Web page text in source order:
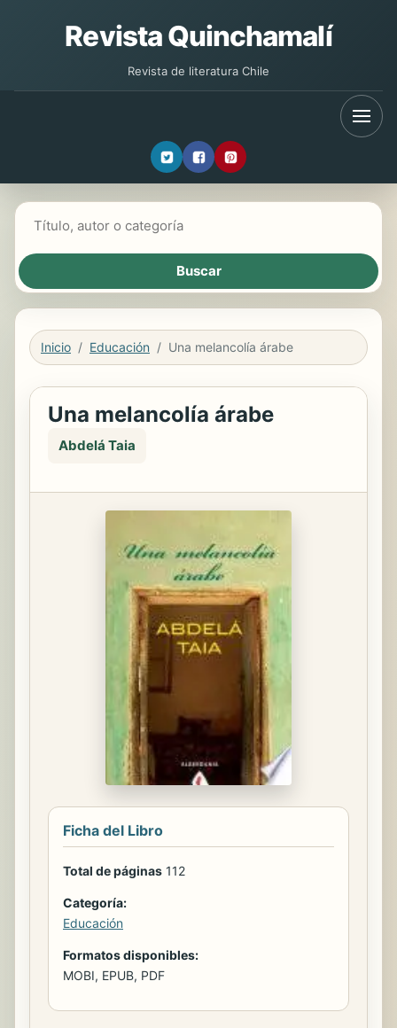
Revista Quinchamalí
Revista de literatura Chile
Inicio Educación Una melancolía árabe
Una melancolía árabe
Abdelá Taia
Ficha del Libro
Total de páginas 112
Categoría:
Educación
Formatos disponibles:
MOBI, EPUB, PDF